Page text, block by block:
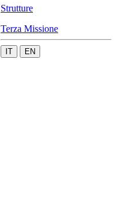
Strutture
Terza Missione
IT EN